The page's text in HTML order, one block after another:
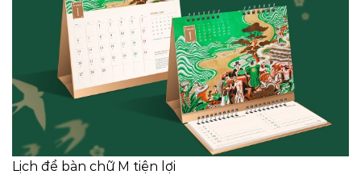
Lịch để bàn chữ M tiện lợi